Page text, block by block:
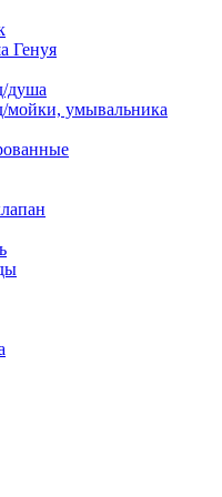
Генуя
душа
мойки, умывальника